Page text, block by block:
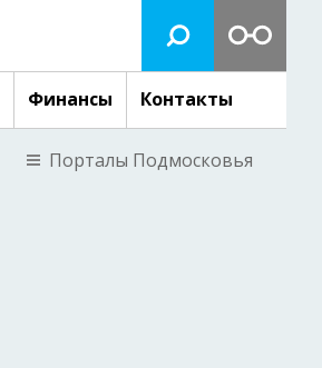
Финансы Контакты
Порталы Подмосковья